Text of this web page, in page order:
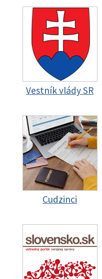
Vestník vlády SR
Cudzinci